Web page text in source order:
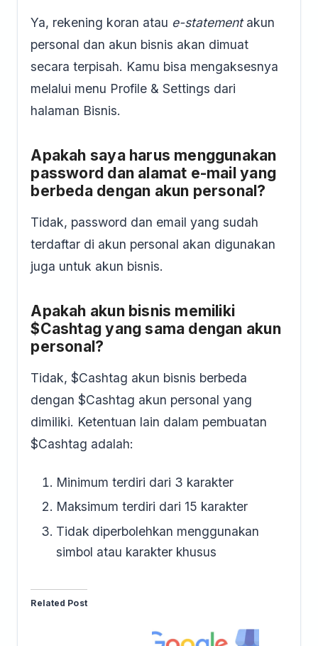
Ya, rekening koran atau e-statementakun
personal dan akun bisnis akan dimuat
secara terpisah. Kamu bisa mengaksesnya
melalui menu Profile & Settings dari
halaman Bisnis.
Apakah saya harus menggunakan
password dan alamat e-mail yang
berbeda dengan akun personal?
Tidak, password dan email yang sudah
terdaftar di akun personal akan digunakan
juga untuk akun bisnis.
Apakah akun bisnis memiliki
$Cashtag yang sama dengan akun
personal?
Tidak, $Cashtag akun bisnis berbeda
dengan $Cashtag akun personal yang
dimiliki. Ketentuan lain dalam pembuatan
$Cashtag adalah:
Minimum terdiri dari 3 karakter
Maksimum terdiri dari 15 karakter
Tidak diperbolehkan menggunakan
simbol atau karakter khusus
Related Post